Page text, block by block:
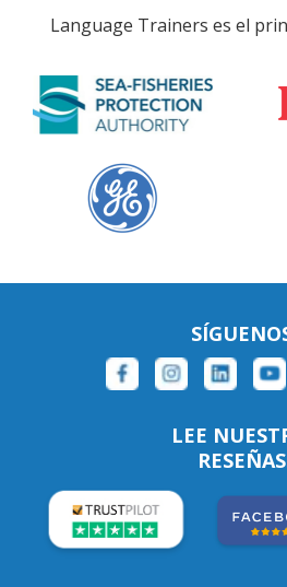
Language Trainers es el
LEE